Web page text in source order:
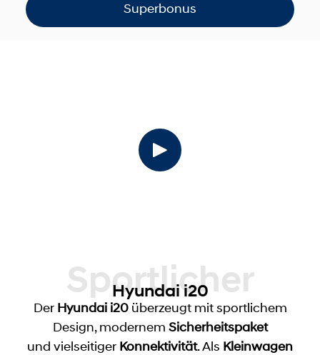
Superbonus
Sportlicher
Hyundai i20
Der Hyundai i20überzeugt mit sportlichem
Design, modernem Sicherheitspaket
und vielseitiger Konnektivität. Als Kleinwagen